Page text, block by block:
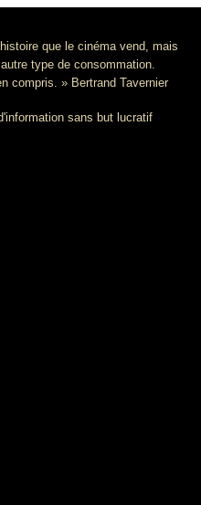
que le cinéma vend, mais
type de consommation.
compris. » Bertrand Tavernier
sans but lucratif